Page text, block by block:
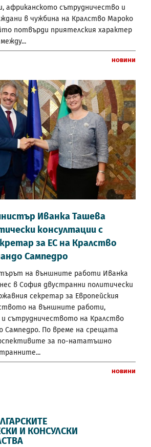
африканското сътрудничество и
в чужбина на Кралство Мароко
потвърди приятелския характер
Новини
Иванка Ташева
консултации с
за ЕС на Кралство
Сампедро
на външните работи Иванка
в София двустранни политически
секретар за Европейския
на външните работи,
и сътрудничеството на Кралство
Сампедро. По време на срещата
за по-нататъшно
Новини
И КОНСУЛСКИ